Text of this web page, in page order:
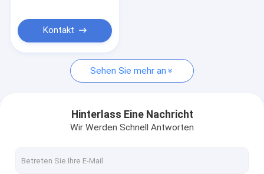
Kontakt
Sehen Sie mehr an
Hinterlass Eine Nachricht
Wir Werden Schnell Antworten